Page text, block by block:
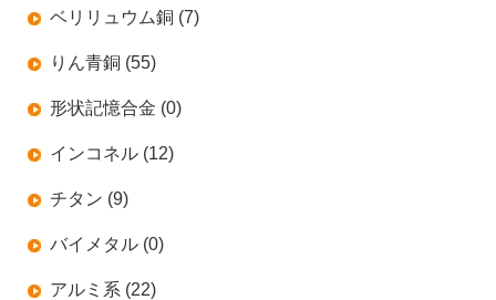
ベリリュウム銅 (7)
りん青銅 (55)
形状記憶合金 (0)
インコネル (12)
チタン (9)
バイメタル (0)
アルミ系 (22)